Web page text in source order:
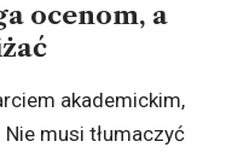
ocenom, a
akademickim,
musi tłumaczyć